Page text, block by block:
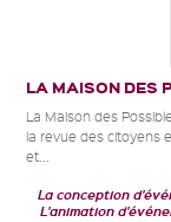
LA MAISON DES
La Maison des
la revue des citoyens
et...
La conception
L'animation